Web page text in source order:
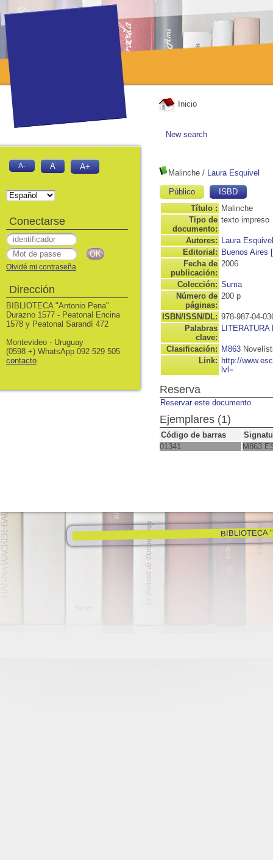
Inicio
New search
Malinche / Laura Esquivel
Público
ISBD
Título : Malinche
Tipo de
documento:
texto impreso
Autores: Laura
Editorial: Buenos Aires
Fecha de
publicación:
2006
Colección: Suma
Número de
páginas:
200 p
ISBN/ISSN/DL: 978-987-04-
Palabras
clave:
Clasificación: M863
Link: http://
lvl=
Reserva
Reservar este documento
Ejemplares (1)
Código de barras
01341
M863
BIBLIOTECA
A- A A+
Conectarse
Olvidé mi contraseña
Dirección
BIBLIOTECA "Antonio Pena"
Durazno 1577 - Peatonal Encina
1578 y Peatonal Sarandí 472
Montevideo - Uruguay
(0598 +) WhatsApp 092 529 505
contacto